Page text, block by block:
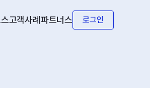
고객사례 파트너스 로그인